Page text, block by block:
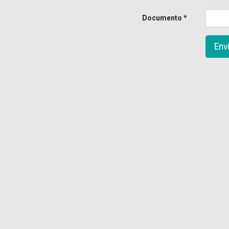
Documento